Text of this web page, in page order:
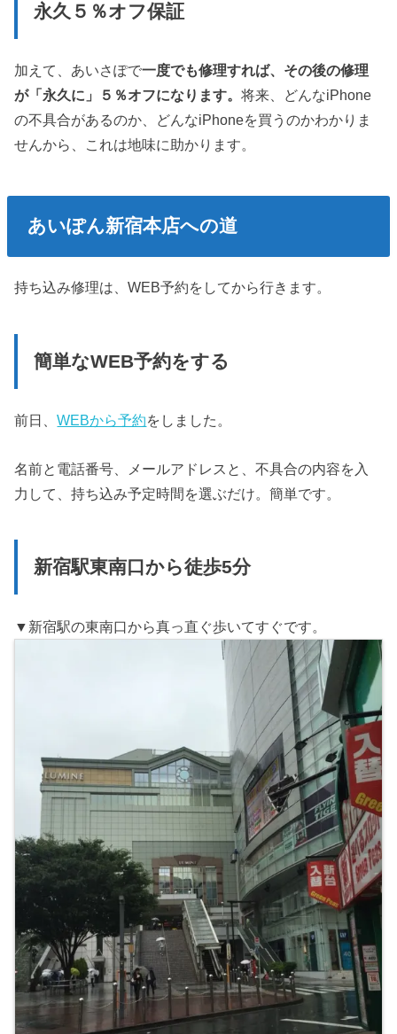
永久５％オフ保証
加えて、あいさぽで一度でも修理すれば、その後の修理
が「永久に」５％オフになります。将来、どんなiPhone
の不具合があるのか、どんなiPhoneを買うのかわかりま
せんから、これは地味に助かります。
あいぽん新宿本店への道
持ち込み修理は、WEB予約をしてから行きます。
簡単なWEB予約をする
前日、WEBから予約をしました。
名前と電話番号、メールアドレスと、不具合の内容を入
力して、持ち込み予定時間を選ぶだけ。簡単です。
新宿駅東南口から徒歩5分
▼新宿駅の東南口から真っ直ぐ歩いてすぐです。